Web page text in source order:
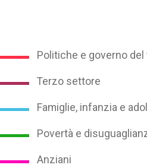
Politiche e governo del
Terzo settore
Famiglie, infanzia e
Povertà e
Anziani